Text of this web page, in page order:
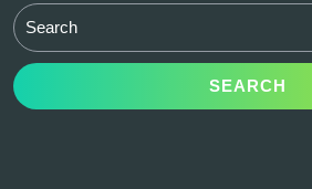
Search
for: